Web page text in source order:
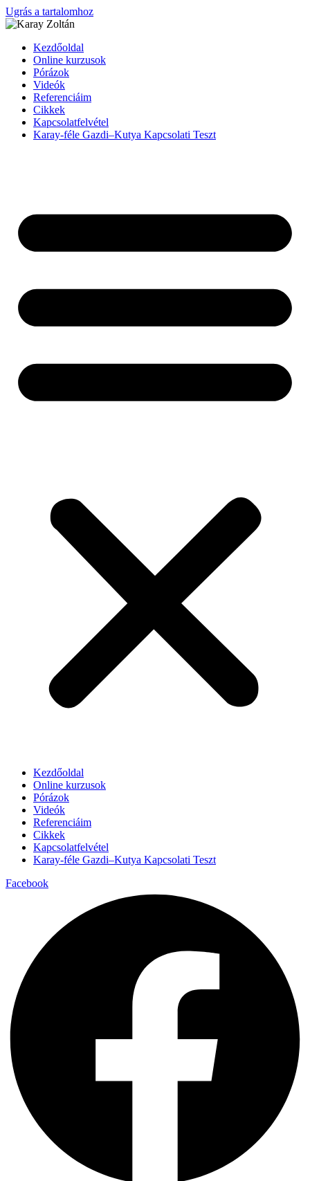
Ugrás a tartalomhoz
Kezdőoldal
Online kurzusok
Pórázok
Videók
Referenciáim
Cikkek
Kapcsolatfelvétel
Karay-féle Gazdi–Kutya Kapcsolati Teszt
Kezdőoldal
Online kurzusok
Pórázok
Videók
Referenciáim
Cikkek
Kapcsolatfelvétel
Karay-féle Gazdi–Kutya Kapcsolati Teszt
Facebook